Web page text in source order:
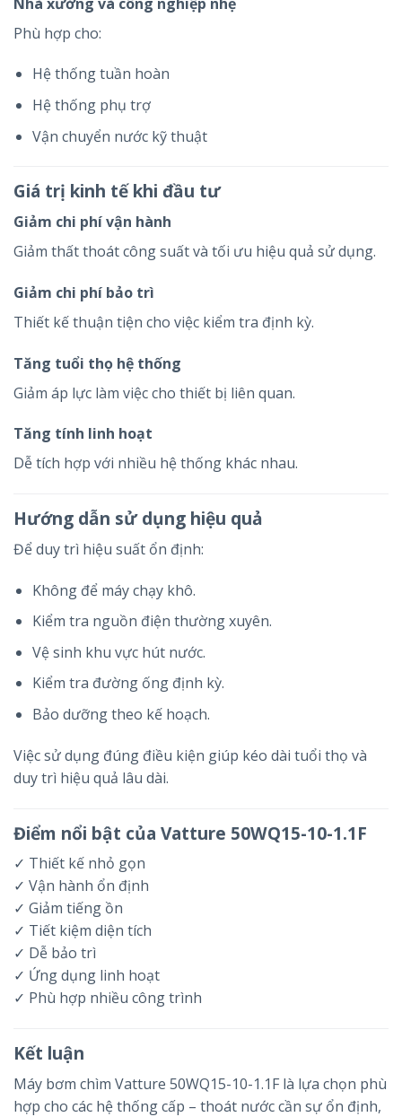
Phù hợp cho:
Hệ thống tuần hoàn
Hệ thống phụ trợ
Vận chuyển nước kỹ thuật
Giá trị kinh tế khi đầu tư
Giảm chi phí vận hành
Giảm thất thoát công suất và tối ưu hiệu quả sử dụng.
Giảm chi phí bảo trì
Thiết kế thuận tiện cho việc kiểm tra định kỳ.
Tăng tuổi thọ hệ thống
Giảm áp lực làm việc cho thiết bị liên quan.
Tăng tính linh hoạt
Dễ tích hợp với nhiều hệ thống khác nhau.
Hướng dẫn sử dụng hiệu quả
Để duy trì hiệu suất ổn định:
Không để máy chạy khô.
Kiểm tra nguồn điện thường xuyên.
Vệ sinh khu vực hút nước.
Kiểm tra đường ống định kỳ.
Bảo dưỡng theo kế hoạch.
Việc sử dụng đúng điều kiện giúp kéo dài tuổi thọ và
duy trì hiệu quả lâu dài.
Điểm nổi bật của Vatture 50WQ15-10-1.1F
✓ Thiết kế nhỏ gọn
✓ Vận hành ổn định
✓ Giảm tiếng ồn
✓ Tiết kiệm diện tích
✓ Dễ bảo trì
✓ Ứng dụng linh hoạt
✓ Phù hợp nhiều công trình
Kết luận
Máy bơm chìm Vatture 50WQ15-10-1.1F là lựa chọn phù
hợp cho các hệ thống cấp – thoát nước cần sự ổn định,